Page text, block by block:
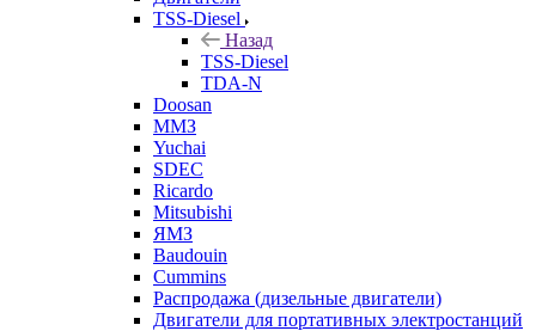
TSS-Diesel
Назад
TSS-Diesel
TDA-N
Doosan
ММЗ
Yuchai
SDEC
Ricardo
Mitsubishi
ЯМЗ
Baudouin
Cummins
Распродажа (дизельные двигатели)
Двигатели для портативных электростанций